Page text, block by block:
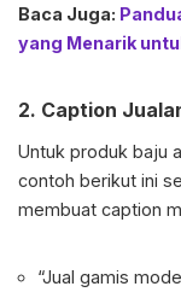
Baca Juga:
yang Menarik
2. Caption
Untuk produk baju
contoh berikut ini
membuat caption
“Jual gamis